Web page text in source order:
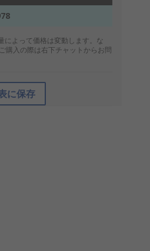
によって価格は変動します。な
購入の際は右下チャットからお問
に保存